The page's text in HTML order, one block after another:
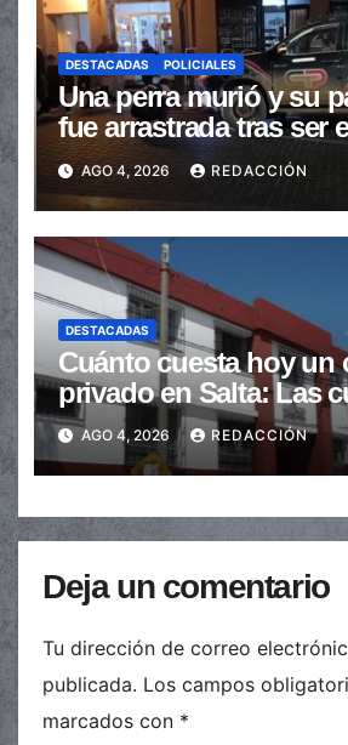
DESTACADAS POLICIALES
Una perra murió y su
fue arrastrada tras ser
en la senda peatonal
AGO 4, 2026 REDACCIÓN
DESTACADAS
Cuánto cuesta hoy un
privado en Salta: Las
de $110.000 a más de
AGO 4, 2026 REDACCIÓN
Deja un comentario
Tu dirección de correo
publicada. Los campos
marcados con *